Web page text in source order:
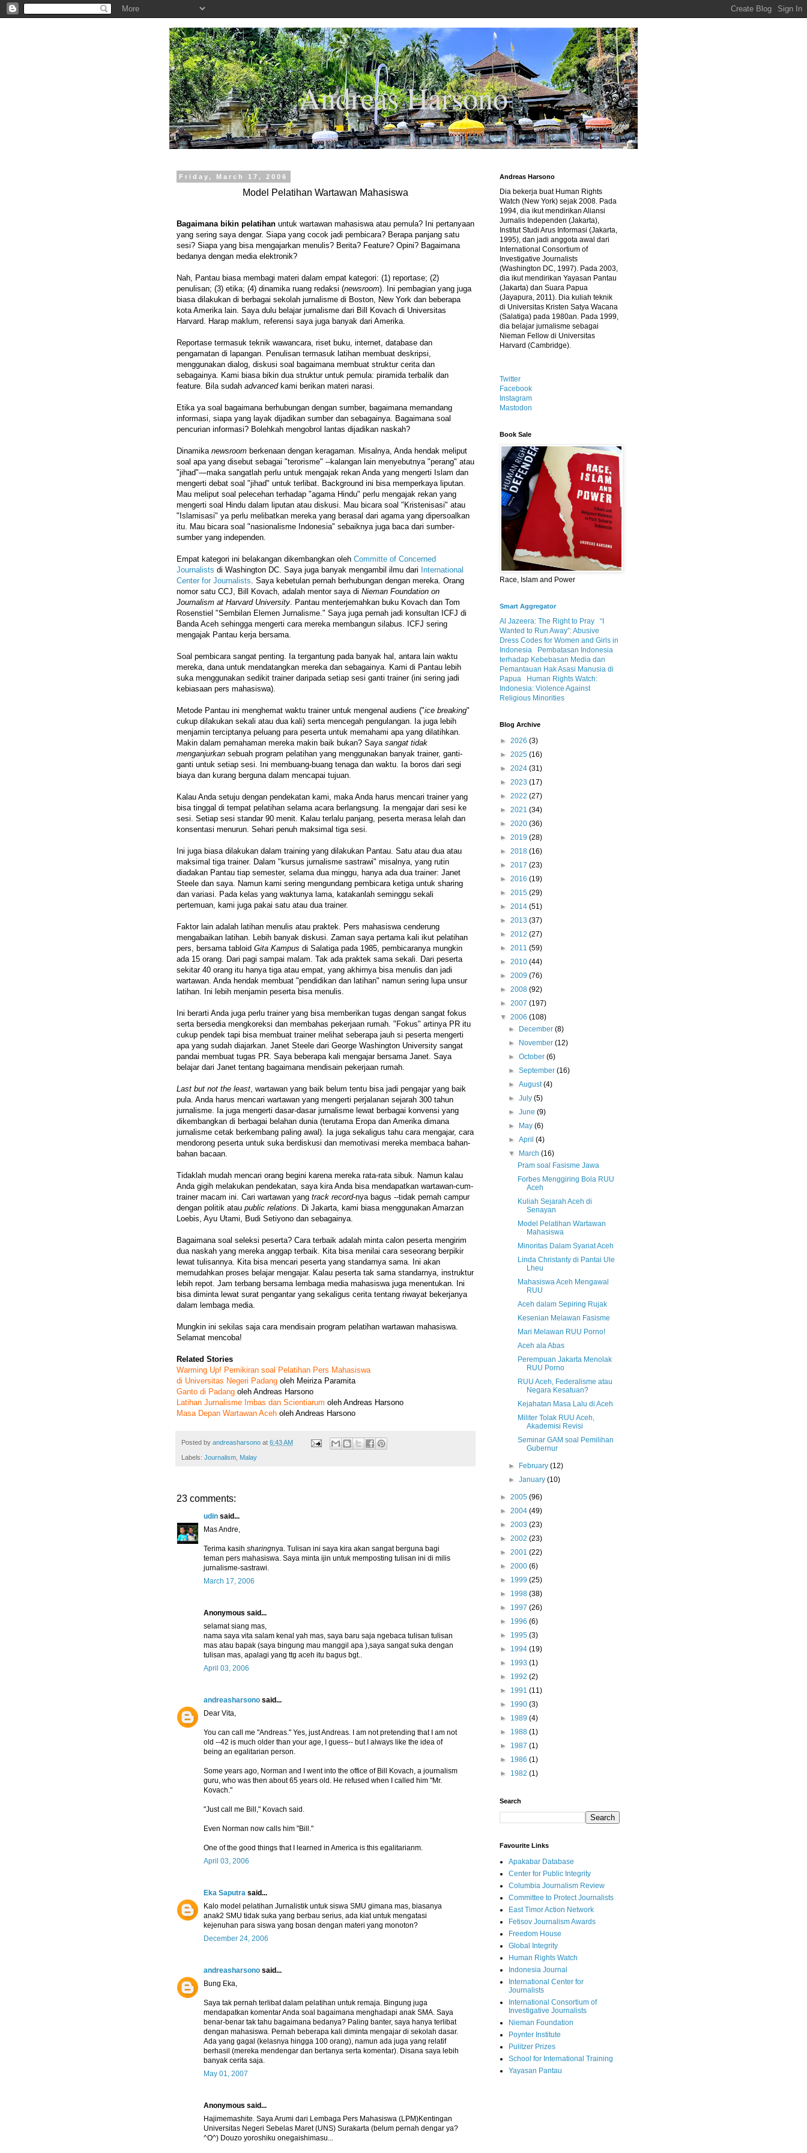
.
Andreas Harsono
Friday, March 17, 2006
Model Pelatihan Wartawan Mahasiswa
Bagaimana bikin pelatihan untuk wartawan mahasiswa atau pemula? Ini pertanyaan
yang sering saya dengar. Siapa yang cocok jadi pembicara? Berapa panjang satu
sesi? Siapa yang bisa mengajarkan menulis? Berita? Feature? Opini? Bagaimana
bedanya dengan media elektronik?
Nah, Pantau biasa membagi materi dalam empat kategori: (1) reportase; (2)
penulisan; (3) etika; (4) dinamika ruang redaksi (newsroom). Ini pembagian yang juga
biasa dilakukan di berbagai sekolah jurnalisme di Boston, New York dan beberapa
kota Amerika lain. Saya dulu belajar jurnalisme dari Bill Kovach di Universitas
Harvard. Harap maklum, referensi saya juga banyak dari Amerika.
Reportase termasuk teknik wawancara, riset buku, internet, database dan
pengamatan di lapangan. Penulisan termasuk latihan membuat deskripsi,
menggunakan dialog, diskusi soal bagaimana membuat struktur cerita dan
sebagainya. Kami biasa bikin dua struktur untuk pemula: piramida terbalik dan
feature. Bila sudah advancedkami berikan materi narasi.
Etika ya soal bagaimana berhubungan dengan sumber, bagaimana memandang
informasi, siapa yang layak dijadikan sumber dan sebagainya. Bagaimana soal
pencurian informasi? Bolehkah mengobrol lantas dijadikan naskah?
Dinamika newsroom berkenaan dengan keragaman. Misalnya, Anda hendak meliput
soal apa yang disebut sebagai "terorisme" --kalangan lain menyebutnya "perang" atau
"jihad"—maka sangatlah perlu untuk mengajak rekan Anda yang mengerti Islam dan
mengerti debat soal "jihad" untuk terlibat. Background ini bisa memperkaya liputan.
Mau meliput soal pelecehan terhadap "agama Hindu" perlu mengajak rekan yang
mengerti soal Hindu dalam liputan atau diskusi. Mau bicara soal "Kristenisasi" atau
"Islamisasi" ya perlu melibatkan mereka yang berasal dari agama yang dipersoalkan
itu. Mau bicara soal "nasionalisme Indonesia" sebaiknya juga baca dari sumber-
sumber yang independen.
Empat kategori ini belakangan dikembangkan oleh Committe of Concerned
Journalists di Washington DC. Saya juga banyak mengambil ilmu dari International
Center for Journalists. Saya kebetulan pernah berhubungan dengan mereka. Orang
nomor satu CCJ, Bill Kovach, adalah mentor saya di Nieman Foundation on
Journalism at Harvard University. Pantau menterjemahkan buku Kovach dan Tom
Rosenstiel "Sembilan Elemen Jurnalisme." Saya juga pernah jadi konsultan ICFJ di
Banda Aceh sehingga mengerti cara mereka membangun silabus. ICFJ sering
mengajak Pantau kerja bersama.
Soal pembicara sangat penting. Ia tergantung pada banyak hal, antara lain waktu
mereka, dana untuk mendatangkan mereka dan sebagainya. Kami di Pantau lebih
suka menggunakan sedikit trainer daripada setiap sesi ganti trainer (ini sering jadi
kebiasaan pers mahasiswa).
Metode Pantau ini menghemat waktu trainer untuk mengenal audiens ("ice breaking"
cukup dilakukan sekali atau dua kali) serta mencegah pengulangan. Ia juga lebih
menjamin terciptanya peluang para peserta untuk memahami apa yang dilatihkan.
Makin dalam pemahaman mereka makin baik bukan? Saya sangat tidak
menganjurkan sebuah program pelatihan yang menggunakan banyak trainer, ganti-
ganti untuk setiap sesi. Ini membuang-buang tenaga dan waktu. Ia boros dari segi
biaya dan kurang berguna dalam mencapai tujuan.
Kalau Anda setuju dengan pendekatan kami, maka Anda harus mencari trainer yang
bisa tinggal di tempat pelatihan selama acara berlangsung. Ia mengajar dari sesi ke
sesi. Setiap sesi standar 90 menit. Kalau terlalu panjang, peserta merasa lelah dan
konsentasi menurun. Sehari penuh maksimal tiga sesi.
Ini juga biasa dilakukan dalam training yang dilakukan Pantau. Satu atau dua atau
maksimal tiga trainer. Dalam "kursus jurnalisme sastrawi" misalnya, yang rutin
diadakan Pantau tiap semester, selama dua minggu, hanya ada dua trainer: Janet
Steele dan saya. Namun kami sering mengundang pembicara ketiga untuk sharing
dan variasi. Pada kelas yang waktunya lama, katakanlah seminggu sekali
pertemuan, kami juga pakai satu atau dua trainer.
Faktor lain adalah latihan menulis atau praktek. Pers mahasiswa cenderung
mengabaikan latihan. Lebih banyak diskusi. Zaman saya pertama kali ikut pelatihan
pers, bersama tabloid Gita Kampus di Salatiga pada 1985, pembicaranya mungkin
ada 15 orang. Dari pagi sampai malam. Tak ada praktek sama sekali. Dari peserta
sekitar 40 orang itu hanya tiga atau empat, yang akhirnya bisa menulis dan jadi
wartawan. Anda hendak membuat "pendidikan dan latihan" namun sering lupa unsur
latihan. Ini lebih menjamin peserta bisa menulis.
Ini berarti Anda juga perlu trainer yang bisa memberikan tugas dengan sangat fokus
serta bersedia mengkoreksi dan membahas pekerjaan rumah. "Fokus" artinya PR itu
cukup pendek tapi bisa membuat trainer melihat seberapa jauh si peserta mengerti
apa yang sudah diajarkan. Janet Steele dari George Washington University sangat
pandai membuat tugas PR. Saya beberapa kali mengajar bersama Janet. Saya
belajar dari Janet tentang bagaimana mendisain pekerjaan rumah.
Last but not the least, wartawan yang baik belum tentu bisa jadi pengajar yang baik
pula. Anda harus mencari wartawan yang mengerti perjalanan sejarah 300 tahun
jurnalisme. Ia juga mengerti dasar-dasar jurnalisme lewat berbagai konvensi yang
dikembangkan di berbagai belahan dunia (terutama Eropa dan Amerika dimana
jurnalisme cetak berkembang paling awal). Ia juga sekaligus tahu cara mengajar, cara
mendorong peserta untuk suka berdiskusi dan memotivasi mereka membaca bahan-
bahan bacaan.
Tidaklah mudah mencari orang begini karena mereka rata-rata sibuk. Namun kalau
Anda gigih melakukan pendekatan, saya kira Anda bisa mendapatkan wartawan-cum-
trainer macam ini. Cari wartawan yang track record-nya bagus --tidak pernah campur
dengan politik atau public relations. Di Jakarta, kami biasa menggunakan Amarzan
Loebis, Ayu Utami, Budi Setiyono dan sebagainya.
Bagaimana soal seleksi peserta? Cara terbaik adalah minta calon peserta mengirim
dua naskah yang mereka anggap terbaik. Kita bisa menilai cara seseorang berpikir
lewat tulisannya. Kita bisa mencari peserta yang standarnya sama. Ini akan
memudahkan proses belajar mengajar. Kalau peserta tak sama standarnya, instruktur
lebih repot. Jam terbang bersama lembaga media mahasiswa juga menentukan. Ini
bisa diminta lewat surat pengantar yang sekaligus cerita tentang riwayat bekerjanya
dalam lembaga media.
Mungkin ini sekilas saja cara mendisain program pelatihan wartawan mahasiswa.
Selamat mencoba!
Related Stories
Warming Up! Pemikiran soal Pelatihan Pers Mahasiswa
di Universitas Negeri Padang oleh Meiriza Paramita
Ganto di Padang oleh Andreas Harsono
Latihan Jurnalisme Imbas dan Scientiarum oleh Andreas Harsono
Masa Depan Wartawan Aceh oleh Andreas Harsono
Posted by andreasharsono at 6:43 AM
Labels: Journalism Malay
23 comments:
udin said...
Mas Andre,
Terima kasih sharingnya. Tulisan ini saya kira akan sangat berguna bagi
teman pers mahasiswa. Saya minta ijin untuk memposting tulisan ini di milis
jurnalisme-sastrawi.
March 17, 2006
Anonymous said...
selamat siang mas,
nama saya vita salam kenal yah mas, saya baru saja ngebaca tulisan tulisan
mas atau bapak (saya bingung mau manggil apa ),saya sangat suka dengan
tulisan mas, apalagi yang ttg aceh itu bagus bgt..
April 03, 2006
andreasharsono said...
Dear Vita,
You can call me "Andreas." Yes, just Andreas. I am not pretending that I am not
old --42 is much older than your age, I guess-- but I always like the idea of
being an egalitarian person.
Some years ago, Norman and I went into the office of Bill Kovach, a journalism
guru, who was then about 65 years old. He refused when I called him "Mr.
Kovach."
"Just call me Bill," Kovach said.
Even Norman now calls him "Bill."
One of the good things that I learned in America is this egalitarianm.
April 03, 2006
Eka Saputra said...
Kalo model pelatihan Jurnalistik untuk siswa SMU gimana mas, biasanya
anak2 SMU tidak suka yang berbau serius, ada kiat untuk mengatasi
kejenuhan para siswa yang bosan dengan materi yang monoton?
December 24, 2006
andreasharsono said...
Bung Eka,
Saya tak pernah terlibat dalam pelatihan untuk remaja. Bingung juga
mendapatkan komentar Anda soal bagaimana menghadapi anak SMA. Saya
benar-benar tak tahu bagaimana bedanya? Paling banter, saya hanya terlibat
dengan mahasiswa. Pernah beberapa kali diminta mengajar di sekolah dasar.
Ada yang gagal (kelasnya hingga 100 orang), namun ada juga yang relatif
berhasil (mereka mendengar dan bertanya serta komentar). Disana saya lebih
banyak cerita saja.
May 01, 2007
Anonymous said...
Hajimemashite. Saya Arumi dari Lembaga Pers Mahasiswa (LPM)Kentingan
Universitas Negeri Sebelas Maret (UNS) Surakarta (belum pernah dengar ya?
^O^) Douzo yoroshiku onegaishimasu...
Andreas Harsono
Dia bekerja buat Human Rights
Watch (New York) sejak 2008. Pada
1994, dia ikut mendirikan Aliansi
Jurnalis Independen (Jakarta),
Institut Studi Arus Informasi (Jakarta,
1995), dan jadi anggota awal dari
International Consortium of
Investigative Journalists
(Washington DC, 1997). Pada 2003,
dia ikut mendirikan Yayasan Pantau
(Jakarta) dan Suara Papua
(Jayapura, 2011). Dia kuliah teknik
di Universitas Kristen Satya Wacana
(Salatiga) pada 1980an. Pada 1999,
dia belajar jurnalisme sebagai
Nieman Fellow di Universitas
Harvard (Cambridge).
Twitter
Facebook
Instagram
Mastodon
Book Sale
Race, Islam and Power
Smart Aggregator
Al Jazeera: The Right to Pray
“I
Wanted to Run Away”: Abusive
Dress Codes for Women and Girls in
Indonesia
Pembatasan Indonesia
terhadap Kebebasan Media dan
Pemantauan Hak Asasi Manusia di
Papua
Human Rights Watch:
Indonesia: Violence Against
Religious Minorities
Blog Archive
► 2026 (3)
► 2025 (16)
► 2024 (31)
► 2023 (17)
► 2022 (27)
► 2021 (34)
► 2020 (36)
► 2019 (28)
► 2018 (16)
► 2017 (23)
► 2016 (19)
► 2015 (29)
► 2014 (51)
► 2013 (37)
► 2012 (27)
► 2011 (59)
► 2010 (44)
► 2009 (76)
► 2008 (92)
► 2007 (197)
▼ 2006 (108)
►
December(8)
►
November(12)
►October(6)
►September(16)
►August(4)
►July(5)
►June(9)
►
May(6)
►April(4)
▼
March(16)
Pram soal Fasisme Jawa
Forbes Menggiring Bola RUU
Aceh
Kuliah Sejarah Aceh di
Senayan
Model Pelatihan Wartawan
Mahasiswa
Minoritas Dalam Syariat Aceh
Linda Christanty di Pantai Ule
Lheu
Mahasiswa Aceh Mengawal
RUU
Aceh dalam Sepiring Rujak
Kesenian Melawan Fasisme
Mari Melawan RUU Porno!
Aceh ala Abas
Perempuan Jakarta Menolak
RUU Porno
RUU Aceh, Federalisme atau
Negara Kesatuan?
Kejahatan Masa Lalu di Aceh
Militer Tolak RUU Aceh,
Akademisi Revisi
Seminar GAM soal Pemilihan
Gubernur
► February(12)
►January(10)
► 2005 (96)
► 2004 (49)
► 2003 (23)
► 2002 (23)
► 2001 (22)
► 2000 (6)
► 1999 (25)
► 1998 (38)
► 1997 (26)
► 1996 (6)
► 1995 (3)
► 1994 (19)
► 1993 (1)
► 1992 (2)
► 1991 (11)
► 1990 (3)
► 1989 (4)
► 1988 (1)
► 1987 (1)
► 1986 (1)
► 1982 (1)
Search
Favourite Links
Apakabar Database
Center for Public Integrity
Columbia Journalism Review
Committee to Protect Journalists
East Timor Action Network
Fetisov Journalism Awards
Freedom House
Global Integrity
Human Rights Watch
Indonesia Journal
International Center for
Journalists
International Consortium of
Investigative Journalists
Nieman Foundation
Poynter Institute
Pulitzer Prizes
School for International Training
Yayasan Pantau